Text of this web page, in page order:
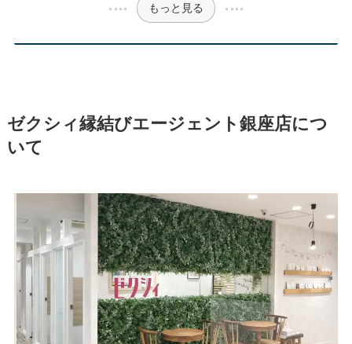
もっと見る
ゼクシィ縁結びエージェント銀座店につ
いて